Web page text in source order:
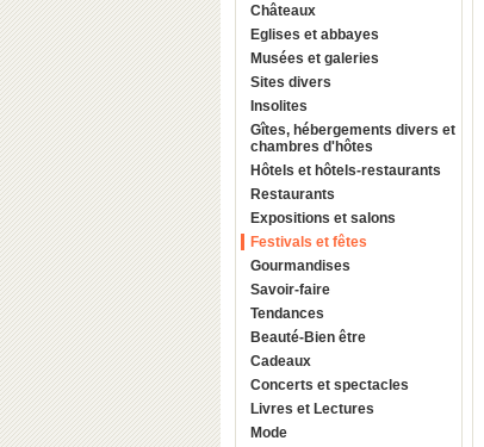
Châteaux
Eglises et abbayes
Musées et galeries
Sites divers
Insolites
Gîtes, hébergements divers et
chambres d'hôtes
Hôtels et hôtels-restaurants
Restaurants
Expositions et salons
Festivals et fêtes
Gourmandises
Savoir-faire
Tendances
Beauté-Bien être
Cadeaux
Concerts et spectacles
Livres et Lectures
Mode